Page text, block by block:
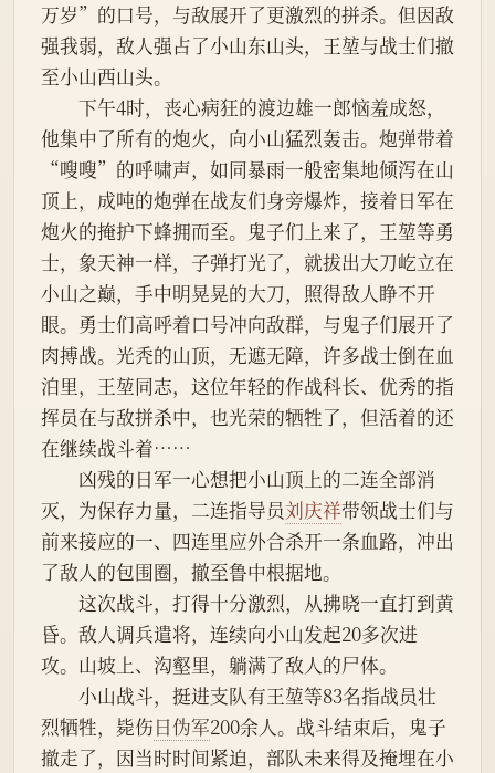
万岁”的口号，与敌展开了更激烈的拼杀。但因敌
强我弱，敌人强占了小山东山头，王堃与战士们撤
至小山西山头。
下午4时，丧心病狂的渡边雄一郎恼羞成怒，
他集中了所有的炮火，向小山猛烈轰击。炮弹带着
“嗖嗖”的呼啸声，如同暴雨一般密集地倾泻在山
顶上，成吨的炮弹在战友们身旁爆炸，接着日军在
炮火的掩护下蜂拥而至。鬼子们上来了，王堃等勇
士，象天神一样，子弹打光了，就拔出大刀屹立在
小山之巅，手中明晃晃的大刀，照得敌人睁不开
眼。勇士们高呼着口号冲向敌群，与鬼子们展开了
肉搏战。光秃的山顶，无遮无障，许多战士倒在血
泊里，王堃同志，这位年轻的作战科长、优秀的指
挥员在与敌拼杀中，也光荣的牺牲了，但活着的还
在继续战斗着……
凶残的日军一心想把小山顶上的二连全部消
灭，为保存力量，二连指导员刘庆祥带领战士们与
前来接应的一、四连里应外合杀开一条血路，冲出
了敌人的包围圈，撤至鲁中根据地。
这次战斗，打得十分激烈，从拂晓一直打到黄
昏。敌人调兵遣将，连续向小山发起20多次进
攻。山坡上、沟壑里，躺满了敌人的尸体。
小山战斗，挺进支队有王堃等83名指战员壮
烈牺牲，毙伤日伪军200余人。战斗结束后，鬼子
撤走了，因当时时间紧迫，部队未来得及掩埋在小